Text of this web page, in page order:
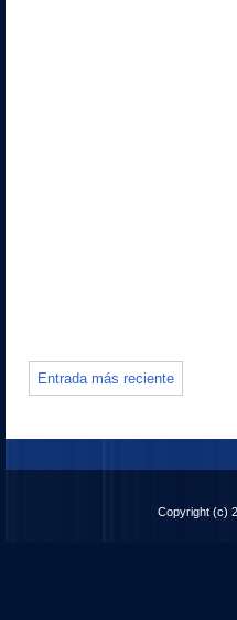
Entrada más reciente
Copyright (c)